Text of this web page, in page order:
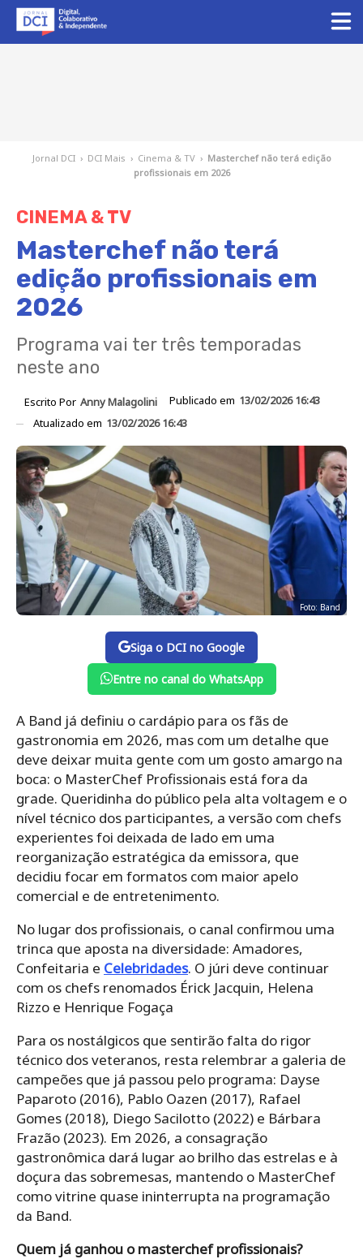
Jornal DCI › DCI Mais › Cinema & TV › Masterchef não terá edição
profissionais em 2026
CINEMA & TV
Masterchef não terá
edição profissionais em
2026
Programa vai ter três temporadas
neste ano
Escrito Por Anny Malagolini Publicado em 13/02/2026 16:43
Atualizado em 13/02/2026 16:43
Foto: Band
Siga o DCI no Google
Entre no canal do WhatsApp
A Band já definiu o cardápio para os fãs de
gastronomia em 2026, mas com um detalhe que
deve deixar muita gente com um gosto amargo na
boca: o MasterChef Profissionais está fora da
grade. Queridinha do público pela alta voltagem e o
nível técnico dos participantes, a versão com chefs
experientes foi deixada de lado em uma
reorganização estratégica da emissora, que
decidiu focar em formatos com maior apelo
comercial e de entretenimento.
No lugar dos profissionais, o canal confirmou uma
trinca que aposta na diversidade: Amadores,
Confeitaria e Celebridades. O júri deve continuar
com os chefs renomados Érick Jacquin, Helena
Rizzo e Henrique Fogaça
Para os nostálgicos que sentirão falta do rigor
técnico dos veteranos, resta relembrar a galeria de
campeões que já passou pelo programa: Dayse
Paparoto (2016), Pablo Oazen (2017), Rafael
Gomes (2018), Diego Sacilotto (2022) e Bárbara
Frazão (2023). Em 2026, a consagração
gastronômica dará lugar ao brilho das estrelas e à
doçura das sobremesas, mantendo o MasterChef
como vitrine quase ininterrupta na programação
da Band.
Quem já ganhou o masterchef profissionais?